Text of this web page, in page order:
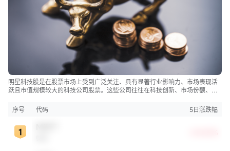
明星科技股是在股票市场上受到广泛关注、具有显著行业影响力、市场表现活
跃且市值规模较大的科技公司股票。这些公司往往在科技创新、市场份额、品
市，特别是科技行业板块乃至全球经济具有显著影响。
序号 代码 5日涨跌幅